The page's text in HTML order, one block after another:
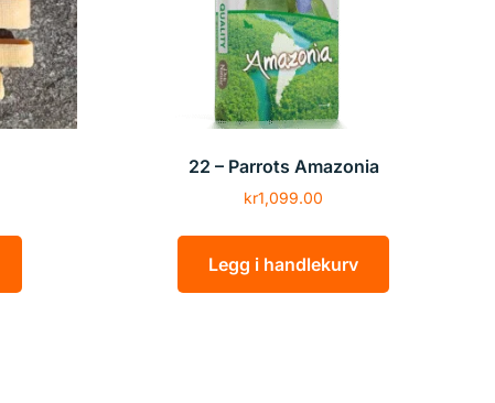
22 – Parrots Amazonia
kr1,099.00
Legg i handlekurv